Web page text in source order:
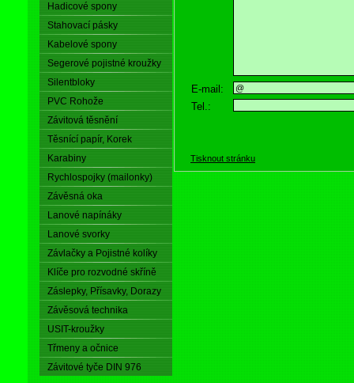
Hadicové spony
Stahovací pásky
Kabelové spony
Segerové pojistné kroužky
Silentbloky
PVC Rohože
Závitová těsnění
Těsnící papír, Korek
Karabiny
Rychlospojky (mailonky)
Závěsná oka
Lanové napínáky
Lanové svorky
Závlačky a Pojistné kolíky
Klíče pro rozvodné skříně
Záslepky, Přísavky, Dorazy
Závěsová technika
USIT-kroužky
Třmeny a očnice
Závitové tyče DIN 976
E-mail:
Tel.:
Tisknout stránku